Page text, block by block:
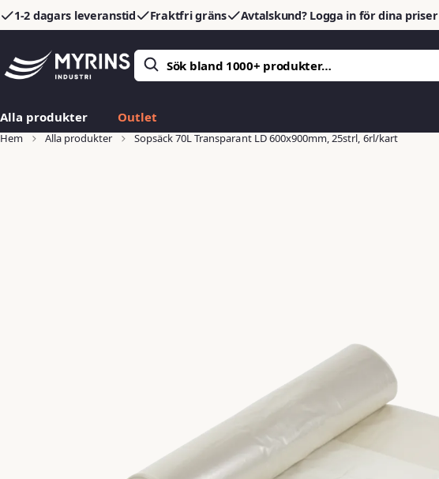
1-2 dagars leveranstid Fraktfri gräns Avtalskund? Logga in för dina priser
Alla produkter Outlet
Hem Alla produkter Sopsäck 70L Transparant LD 600x900mm, 25strl, 6rl/kart